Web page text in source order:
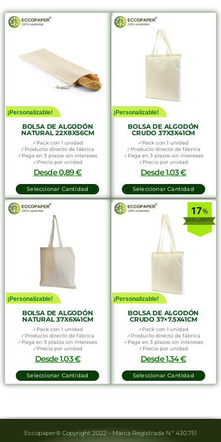
¡Personalizable!
BOLSA DE ALGODÓN
NATURAL 22X8X56CM
✓Pack con 1 unidad
✓Producto directo de fábrica
✓Paga en 3 plazos sin intereses
✓Precio por unidad
Desde0,89€
Seleccionar Cantidad
¡Personalizable!
BOLSA DE ALGODÓN
CRUDO 37X3X41CM
✓Pack con 1 unidad
✓Producto directo de fábrica
✓Paga en 3 plazos sin intereses
✓Precio por unidad
Desde1,03€
Seleccionar Cantidad
¡Personalizable!
BOLSA DE ALGODÓN
NATURAL 37X6X41CM
✓Pack con 1 unidad
✓Producto directo de fábrica
✓Paga en 3 plazos sin intereses
✓Precio por unidad
Desde1,03€
Seleccionar Cantidad
¡Personalizable!
%
17
BOLSA DE ALGODÓN
CRUDO 37×7.5X41CM
✓Pack con 1 unidad
✓Producto directo de fábrica
✓Paga en 3 plazos sin intereses
✓Precio por unidad
Desde1,34€
Seleccionar Cantidad
Eccopaper® Copyright 2022 – Marca Registrada N.º 430.751